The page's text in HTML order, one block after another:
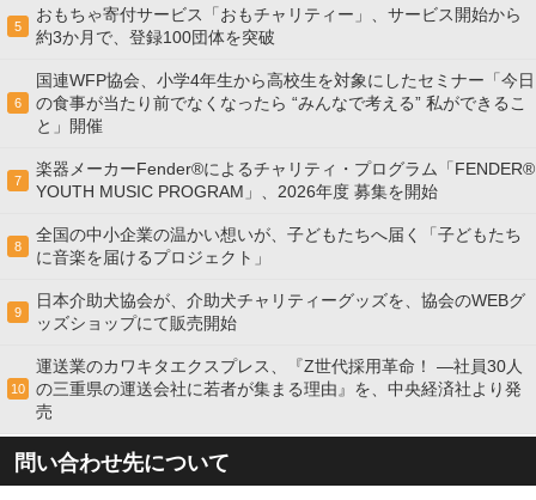
5
おもちゃ寄付サービス「おもチャリティー」、サービス開始から
約3か月で、登録100団体を突破
6
国連WFP協会、小学4年生から高校生を対象にしたセミナー「今日
の食事が当たり前でなくなったら “みんなで考える” 私ができるこ
と」開催
7
楽器メーカーFender®によるチャリティ・プログラム「FENDER®︎
YOUTH MUSIC PROGRAM」、2026年度 募集を開始
8
全国の中小企業の温かい想いが、子どもたちへ届く「子どもたち
に音楽を届けるプロジェクト」
9
日本介助犬協会が、介助犬チャリティーグッズを、協会のWEBグ
ッズショップにて販売開始
10
運送業のカワキタエクスプレス、『Z世代採用革命！ ―社員30人
の三重県の運送会社に若者が集まる理由』を、中央経済社より発
売
問い合わせ先について